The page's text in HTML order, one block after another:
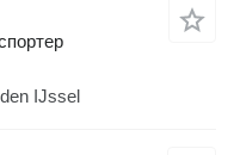
IJssel